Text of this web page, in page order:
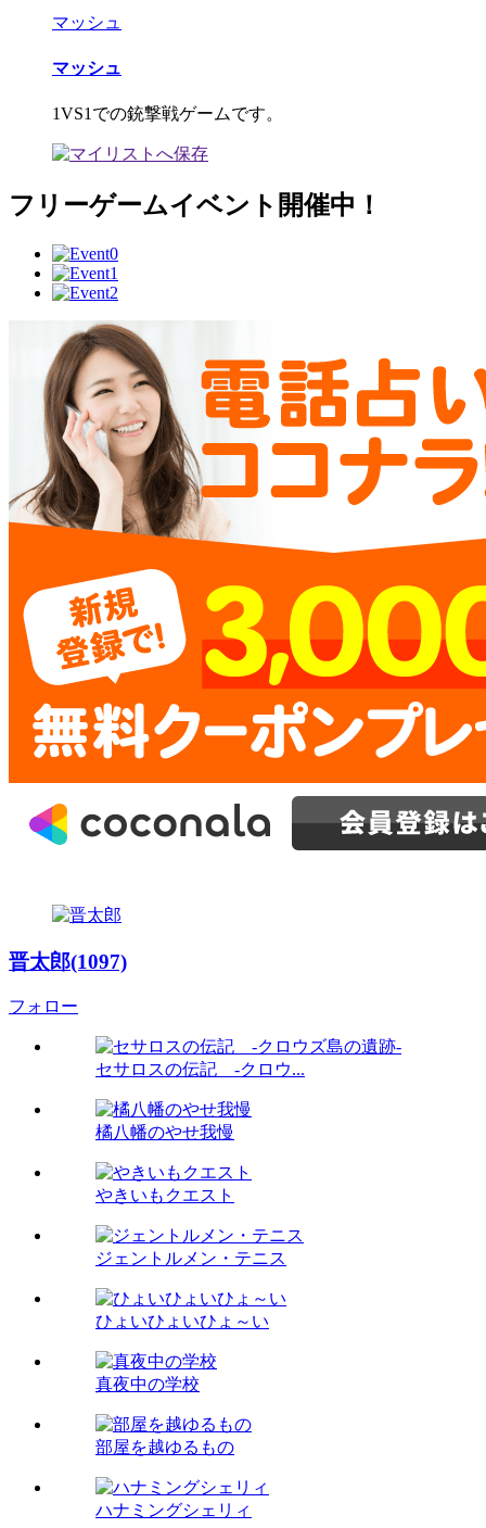
マッシュ
マッシュ
1VS1での銃撃戦ゲームです。
フリーゲームイベント開催中！
晋太郎(1097)
フォロー
セサロスの伝記 -クロウ...
橘八幡のやせ我慢
やきいもクエスト
ジェントルメン・テニス
ひょいひょいひょ～い
真夜中の学校
部屋を越ゆるもの
ハナミングシェリィ